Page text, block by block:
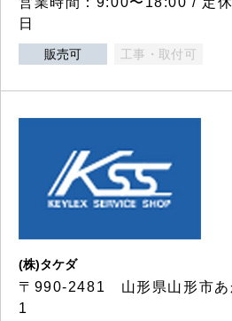
日
販売可 工事・取付可
(株)タケダ
〒990-2481 山形県山形市あ
1